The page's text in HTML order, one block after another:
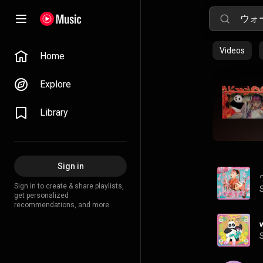
Home
Explore
Library
Sign in
Sign in to create & share playlists,
get personalized
recommendations, and more.
Videos